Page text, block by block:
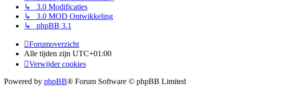
↳ 3.0 Modificaties
↳ 3.0 MOD Ontwikkeling
↳ phpBB 3.1
Forumoverzicht
Alle tijden zijn UTC+01:00
Verwijder cookies
Powered by phpBB® Forum Software © phpBB Limited